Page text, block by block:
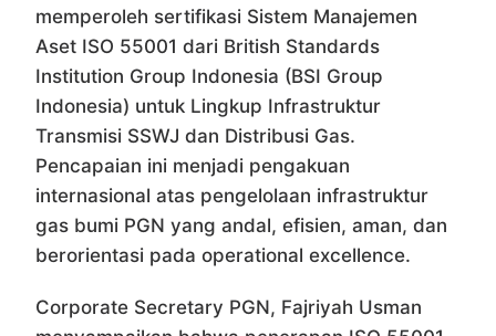
memperoleh sertifikasi Sistem Manajemen
Aset ISO 55001 dari British Standards
Institution Group Indonesia (BSI Group
Indonesia) untuk Lingkup Infrastruktur
Transmisi SSWJ dan Distribusi Gas.
Pencapaian ini menjadi pengakuan
internasional atas pengelolaan infrastruktur
gas bumi PGN yang andal, efisien, aman, dan
berorientasi pada operational excellence.
Corporate Secretary PGN, Fajriyah Usman